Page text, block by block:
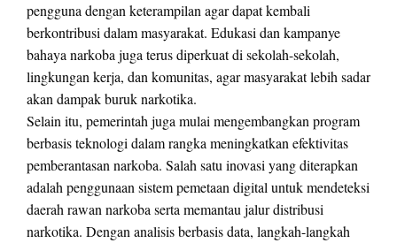
pengguna dengan keterampilan agar dapat kembali
berkontribusi dalam masyarakat. Edukasi dan kampanye
bahaya narkoba juga terus diperkuat di sekolah-sekolah,
lingkungan kerja, dan komunitas, agar masyarakat lebih sadar
akan dampak buruk narkotika.
Selain itu, pemerintah juga mulai mengembangkan program
berbasis teknologi dalam rangka meningkatkan efektivitas
pemberantasan narkoba. Salah satu inovasi yang diterapkan
adalah penggunaan sistem pemetaan digital untuk mendeteksi
daerah rawan narkoba serta memantau jalur distribusi
narkotika. Dengan analisis berbasis data, langkah-langkah